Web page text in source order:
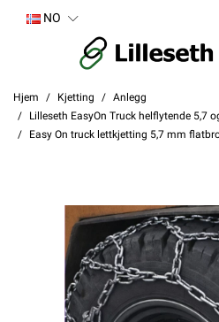
NO
Hjem Kjetting
Anlegg
Lilleseth EasyOn Truck helflytende 5,7
Easy On truck lettkjetting 5,7 mm